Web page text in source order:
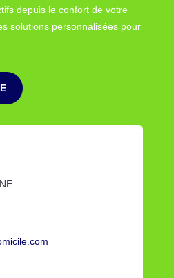
depuis le confort de votre
solutions personnalisées pour